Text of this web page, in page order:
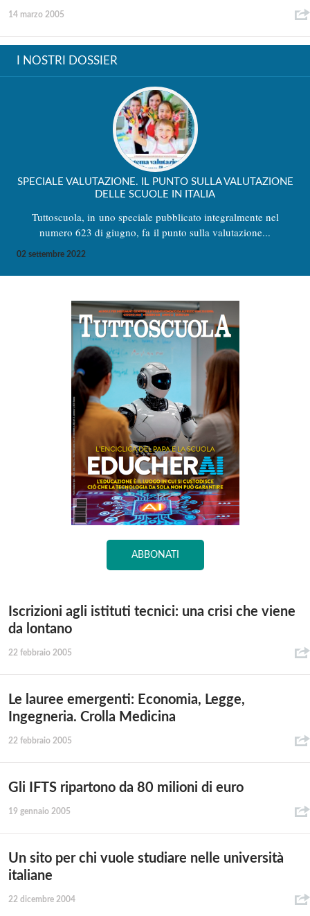
14 marzo 2005
I NOSTRI DOSSIER
SPECIALE VALUTAZIONE. IL PUNTO SULLA VALUTAZIONE
DELLE SCUOLE IN ITALIA
Tuttoscuola, in uno speciale pubblicato integralmente nel
numero 623 di giugno, fa il punto sulla valutazione...
02 settembre 2022
ABBONATI
Iscrizioni agli istituti tecnici: una crisi che viene
da lontano
22 febbraio 2005
Le lauree emergenti: Economia, Legge,
Ingegneria. Crolla Medicina
22 febbraio 2005
Gli IFTS ripartono da 80 milioni di euro
19 gennaio 2005
Un sito per chi vuole studiare nelle università
italiane
22 dicembre 2004